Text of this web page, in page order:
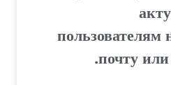
пользователям
почту